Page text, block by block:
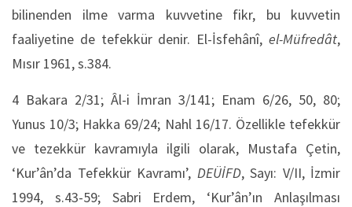
bilinenden ilme varma kuvvetine fikr, bu kuvvetin
faaliyetine de tefekkür denir. El-İsfehânî, el-Müfredât,
Mısır 1961, s.384.
4 Bakara 2/31; Âl-i İmran 3/141; Enam 6/26, 50, 80;
Yunus 10/3; Hakka 69/24; Nahl 16/17. Özellikle tefekkür
ve tezekkür kavramıyla ilgili olarak, Mustafa Çetin,
‘Kur’ân’da Tefekkür Kavramı’, DEÜİFD, Sayı: V/II, İzmir
1994, s.43-59; Sabri Erdem, ‘Kur’ân’ın Anlaşılması